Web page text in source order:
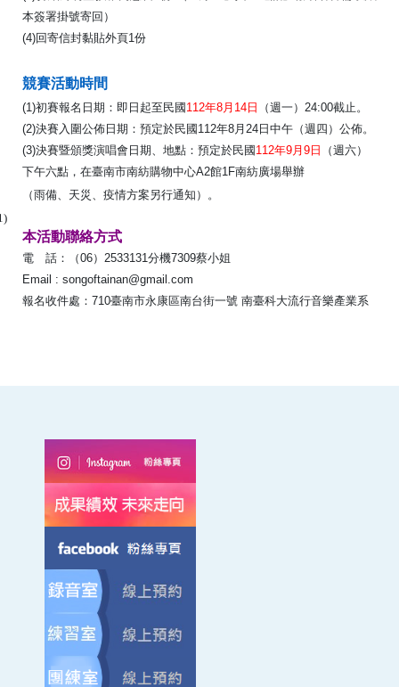
本簽署掛號寄回）
(4)回寄信封黏貼外頁1份
競賽活動時間
(1)初賽報名日期：即日起至民國 112年8月14日
（週一）24:00截止。
(2)決賽入圍公佈日期：預定於民國112年8月24日中午（週四）公佈。
(3)決賽暨頒獎演唱會日期、地點：預定於民國 112年9月9日
（週六）
下午六點，在臺南市南紡購物中心A2館1F南紡廣場舉辦
（雨備、天災、疫情方案另行通知）。
本活動聯絡方式
電 話：（06）2533131分機7309蔡小姐
Email : songoftainan@gmail.com
報名收件處：710臺南市永康區南台街一號 南臺科大流行音樂產業系